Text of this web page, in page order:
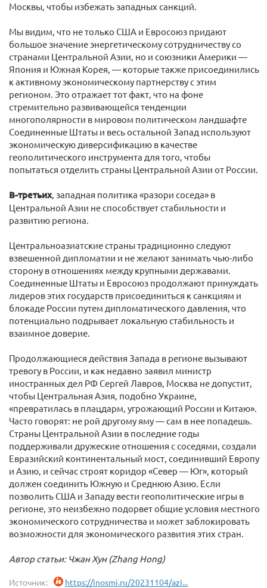
Москвы, чтобы избежать западных санкций.
Мы видим, что не только США и Евросоюз придают
большое значение энергетическому сотрудничеству со
странами Центральной Азии, но и союзники Америки —
Япония и Южная Корея, — которые также присоединились
к активному экономическому партнерству с этим
регионом. Это отражает тот факт, что на фоне
стремительно развивающейся тенденции
многополярности в мировом политическом ландшафте
Соединенные Штаты и весь остальной Запад используют
экономическую диверсификацию в качестве
геополитического инструмента для того, чтобы
попытаться отделить страны Центральной Азии от России.
В-третьих, западная политика «разори соседа» в
Центральной Азии не способствует стабильности и
развитию региона.
Центральноазиатские страны традиционно следуют
взвешенной дипломатии и не желают занимать чью-либо
сторону в отношениях между крупными державами.
Соединенные Штаты и Евросоюз продолжают принуждать
лидеров этих государств присоединиться к санкциям и
блокаде России путем дипломатического давления, что
потенциально подрывает локальную стабильность и
взаимное доверие.
Продолжающиеся действия Запада в регионе вызывают
тревогу в России, и как недавно заявил министр
иностранных дел РФ Сергей Лавров, Москва не допустит,
чтобы Центральная Азия, подобно Украине,
«превратилась в плацдарм, угрожающий России и Китаю».
Часто говорят: не рой другому яму — сам в нее попадешь.
Страны Центральной Азии в последние годы
поддерживали дружеские отношения с соседями, создали
Евразийский континентальный мост, соединивший Европу
и Азию, и сейчас строят коридор «Север — Юг», который
должен соединить Южную и Среднюю Азию. Если
позволить США и Западу вести геополитические игры в
регионе, это неизбежно подорвет общие условия местного
экономического сотрудничества и может заблокировать
возможности для экономического развития этих стран.
Автор статьи: Чжан Хун (Zhang Hong)
Источник: https://inosmi.ru/20231104/azi...